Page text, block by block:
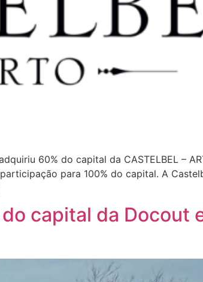
60% do capital da CASTELBEL –
para 100% do capital. A
capital da Docout